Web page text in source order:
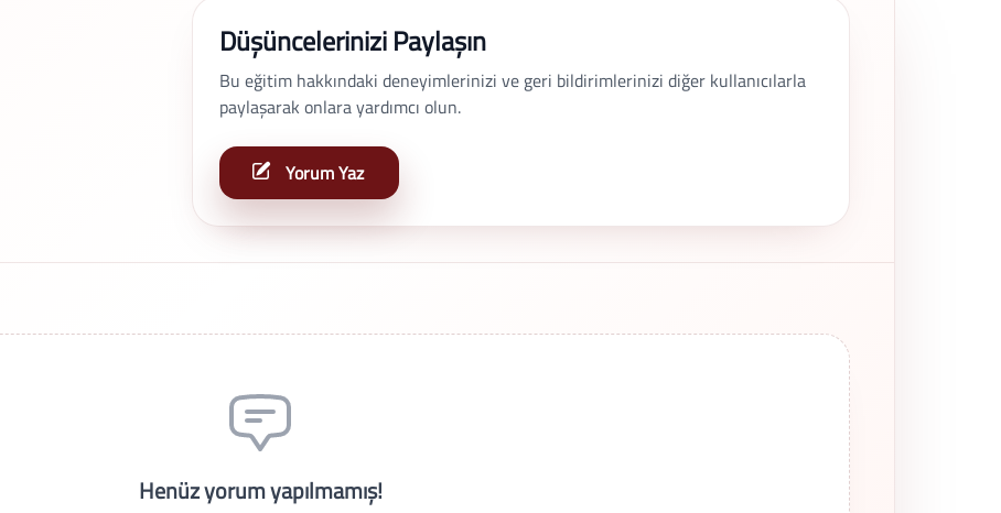
Düşüncelerinizi Paylaşın
Bu eğitim hakkındaki deneyimlerinizi ve geri bildirimlerinizi diğer kullanıcılarla
paylaşarak onlara yardımcı olun.
Yorum Yaz
Henüz yorum yapılmamış!